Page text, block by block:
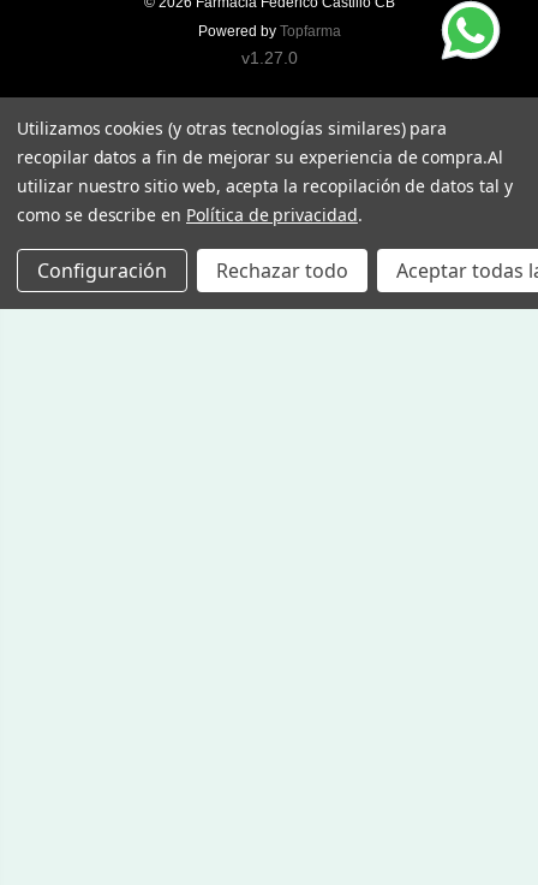
Powered by Topfarma
v1.27.0
Utilizamos cookies (y otras tecnologías similares) para
recopilar datos a fin de mejorar su experiencia de compra.Al
utilizar nuestro sitio web, acepta la recopilación de datos tal y
como se describe en Política de privacidad.
Configuración Rechazar todo Aceptar todas